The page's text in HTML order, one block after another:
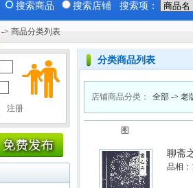
搜索商品 搜索店铺 搜索项：
-> 商品分类列表
分类商品列表
店铺商品分类： 全部 -> 老
图
聊斋
品相：